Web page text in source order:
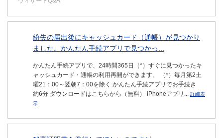
紛失の届出後にキャッシュカード（通帳）が見つかり
ました。かんたん手続アプリで見つかっ...
かんたん手続アプリで、24時間365日（*）すぐに見つかったキ
ャッシュカード・通帳の利用再開ができます。 （*）毎月第2土
曜21：00～翌朝7：00を除く かんたん手続アプリでお手続き
約6分 ダウンロードはこちらから（無料） iPhoneアプリ... 詳細表
示